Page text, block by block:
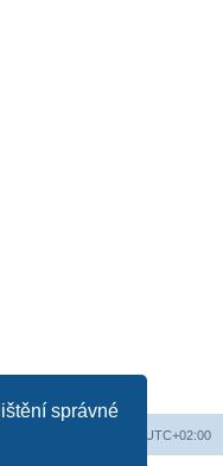
správné
UTC+02:00